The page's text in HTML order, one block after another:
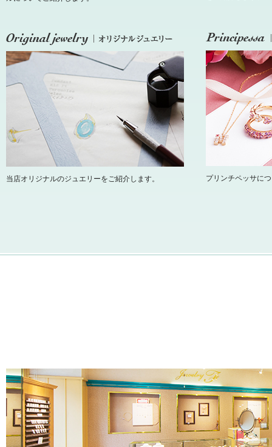
当店オリジナルのジュエリーをご紹介します。 プリンチペッサに